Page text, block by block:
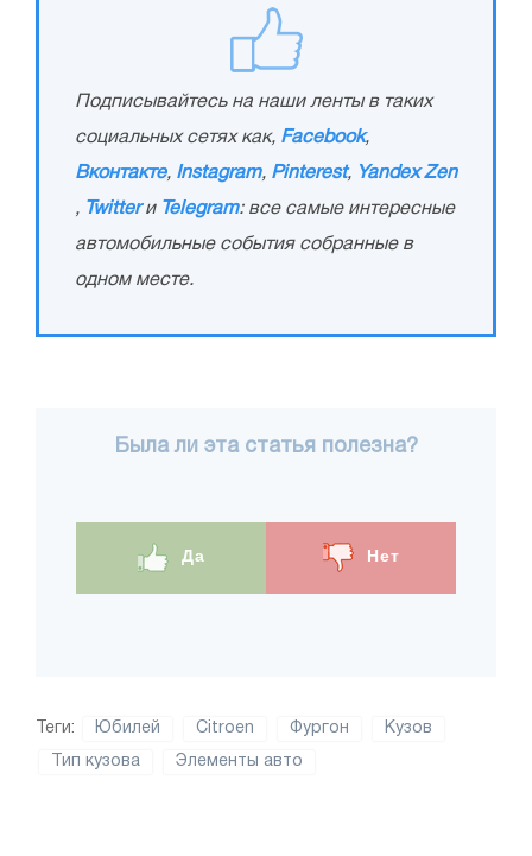
Подписывайтесь на наши ленты в таких
социальных сетях как, Facebook,
Вконтакте, Instagram, Pinterest, Yandex Zen
, Twitterи Telegram: все самые интересные
автомобильные события собранные в
одном месте.
Была ли эта статья полезна?
Да Нет
Теги: Юбилей Citroen Фургон Кузов
Тип кузова Элементы авто